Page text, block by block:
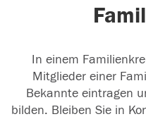
In einem
Mitglieder einer
Bekannte eintragen
bilden. Bleiben Sie in